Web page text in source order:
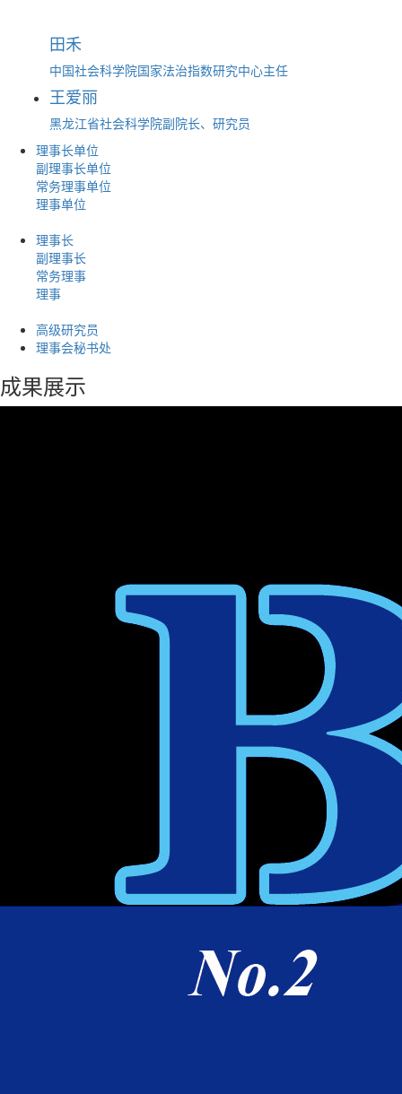
田禾
中国社会科学院国家法治指数研究中心主任
王爱丽
黑龙江省社会科学院副院长、研究员
理事长单位
副理事长单位
常务理事单位
理事单位
理事长
副理事长
常务理事
理事
高级研究员
理事会秘书处
成果展示